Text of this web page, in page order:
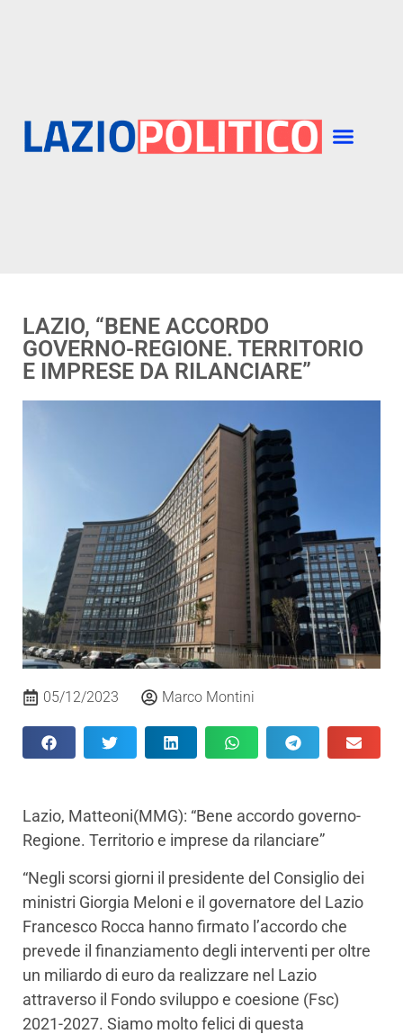
LAZIO, “BENE ACCORDO
GOVERNO-REGIONE. TERRITORIO
E IMPRESE DA RILANCIARE”
05/12/2023 Marco Montini
Lazio, Matteoni(MMG): “Bene accordo governo-
Regione. Territorio e imprese da rilanciare”
“Negli scorsi giorni il presidente del Consiglio dei
ministri Giorgia Meloni e il governatore del Lazio
Francesco Rocca hanno firmato l’accordo che
prevede il finanziamento degli interventi per oltre
un miliardo di euro da realizzare nel Lazio
attraverso il Fondo sviluppo e coesione (Fsc)
2021-2027. Siamo molto felici di questa